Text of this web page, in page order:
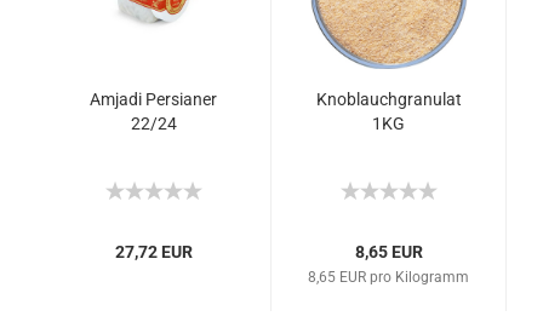
Amjadi Persianer
22/24
27,72 EUR
Knoblauchgranulat
1KG
8,65 EUR
8,65 EUR pro Kilogramm